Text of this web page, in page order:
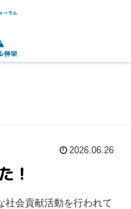
2026.06.26
！
社会貢献活動を行われて